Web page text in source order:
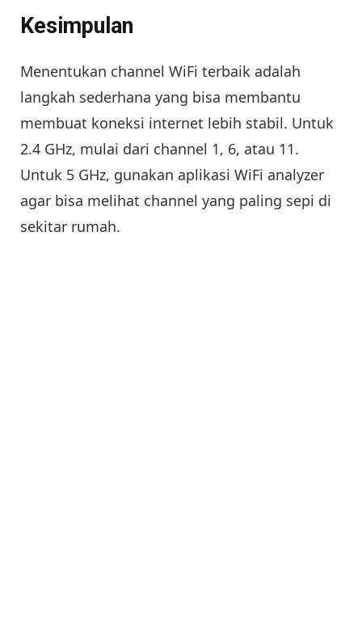
Kesimpulan
Menentukan channel WiFi terbaik adalah
langkah sederhana yang bisa membantu
membuat koneksi internet lebih stabil. Untuk
2.4 GHz, mulai dari channel 1, 6, atau 11.
Untuk 5 GHz, gunakan aplikasi WiFi analyzer
agar bisa melihat channel yang paling sepi di
sekitar rumah.